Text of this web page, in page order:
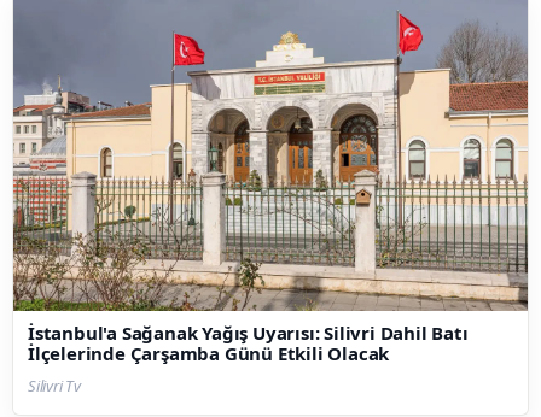
İstanbul'a Sağanak Yağış Uyarısı: Silivri Dahil Batı
İlçelerinde Çarşamba Günü Etkili Olacak
Silivri Tv